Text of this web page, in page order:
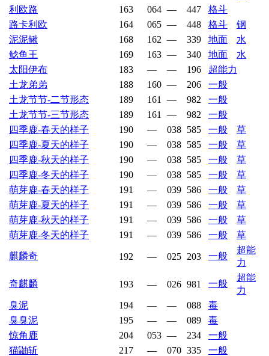
利欧路
163 064 — 447
格斗
路卡利欧
164 065 — 448 格斗
钢
泥泥鳅
168 162 — 339 地面
水
鲶鱼王
169 163 — 340 地面
水
太阳伊布
183 — — 196
超能力
土龙弟弟
188 160 — 206
一般
土龙节节-二节形态
189 161 — 982
一般
土龙节节-三节形态
189 161 — 982
一般
四季鹿-春天的样子
190 — 038 585 一般
草
四季鹿-夏天的样子
190 — 038 585 一般
草
四季鹿-秋天的样子
190 — 038 585 一般
草
四季鹿-冬天的样子
190 — 038 585 一般
草
萌芽鹿-春天的样子
191 — 039 586 一般
草
萌芽鹿-夏天的样子
191 — 039 586 一般
草
萌芽鹿-秋天的样子
191 — 039 586 一般
草
萌芽鹿-冬天的样子
191 — 039 586 一般 草
麒麟奇 192 — 025 203 一般
超能
力
奇麒麟 193 — 026 981 一般
超能
力
臭泥
194 — — 088
毒
臭臭泥
195 — — 089
毒
惊角鹿
204 053 — 234
一般
猫鼬斩
217 — 070 335
一般